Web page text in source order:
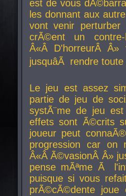
est de vous
les donnant aux
vont venir perturber
crÃ©ent un
Â«Â D'horreurÂ
jusquâÃ rendre
Le jeu est assez
partie de jeu de
systÃ¨me de jeu
effets sont Ã©crits
joueur peut
progression car
Â«Â Ã©vasionÂ Â»
pense mÃªme Ã
puisque si vous
prÃ©cÃ©dente